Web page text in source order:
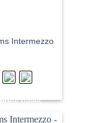
Intermezzo